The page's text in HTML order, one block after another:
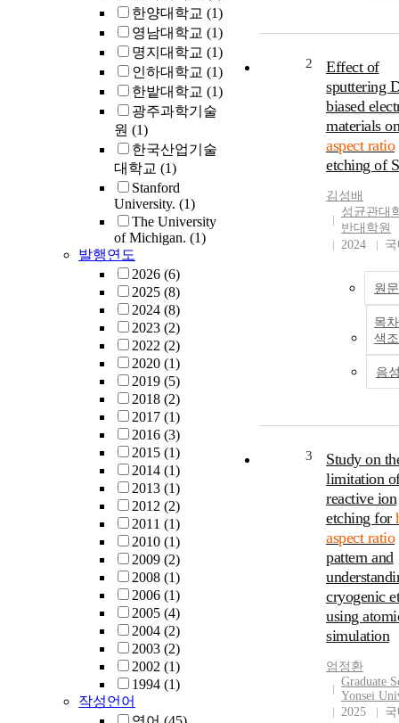
한양대학교 (1)
영남대학교 (1)
명지대학교 (1)
인하대학교 (1)
한밭대학교 (1)
광주과학기술
원 (1)
한국산업기술
대학교 (1)
Stanford
University. (1)
The University
of Michigan. (1)
발행연도
2026 (6)
2025 (8)
2024 (8)
2023 (2)
2022 (2)
2020 (1)
2019 (5)
2018 (2)
2017 (1)
2016 (3)
2015 (1)
2014 (1)
2013 (1)
2012 (2)
2011 (1)
2010 (1)
2009 (2)
2008 (1)
2006 (1)
2005 (4)
2004 (2)
2003 (2)
2002 (1)
1994 (1)
작성언어
2
Effect of
sputtering
biased
materials
aspect ratio
etching of
김성배
성균관대
반대학원
2024
원
목
색
음
3
Study on
limitation
reactive ion
etching for
aspect ratio
pattern and
cryogenic
using
simulation
엄정환
Graduate
Yonsei
2025